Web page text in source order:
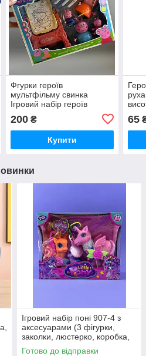
Фгурки героїв
мультфільму свинка
Ігровий набір героїв
200₴
Купити
65
Ігровий набір поні 907-4 з
аксесуарами (3 фігурки,
заколки, люстерко, коробка,
мікс видів)
Готово до відправки